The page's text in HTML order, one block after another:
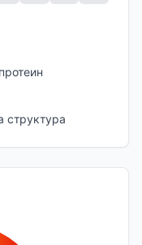
структура